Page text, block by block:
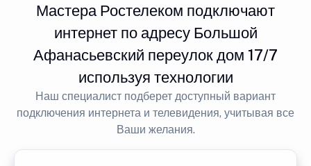
Мастера Ростелеком подключают
интернет по адресу Большой
Афанасьевский переулок дом 17/7
используя технологии
Наш специалист подберет доступный вариант
подключения интернета и телевидения, учитывая все
Ваши желания.